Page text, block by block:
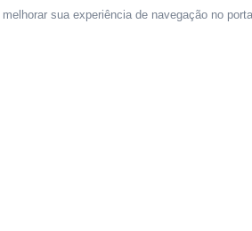
sua experiência de navegação no